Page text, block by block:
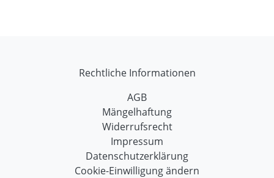
Rechtliche Informationen
AGB
Mängelhaftung
Widerrufsrecht
Impressum
Datenschutzerklärung
Cookie-Einwilligung ändern